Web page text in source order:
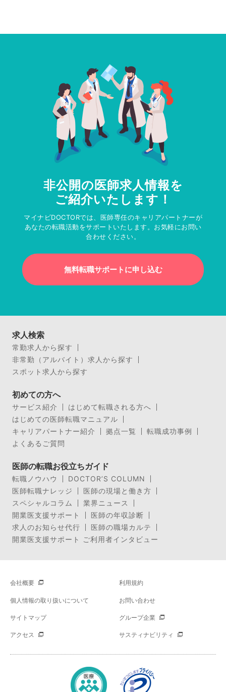
非公開の医師求人情報を
ご紹介いたします！
マイナビDOCTORでは、医師専任のキャリアパートナーが
あなたの転職活動をサポートいたします。お気軽にお問い
合わせください。
無料転職サポートに申し込む
求人検索
常勤求人から探す
非常勤（アルバイト）求人から探す
スポット求人から探す
初めての方へ
サービス紹介
はじめて転職される方へ
はじめての医師転職マニュアル
キャリアパートナー紹介
拠点一覧
転職成功事例
よくあるご質問
医師の転職お役立ちガイド
転職ノウハウ
DOCTOR’S COLUMN
医師転職ナレッジ
医師の現場と働き方
スペシャルコラム
業界ニュース
開業医支援サポート
医師の年収診断
求人のお知らせ代行
医師の職場カルテ
開業医支援サポート ご利用者インタビュー
会社概要 利用規約
個人情報の取り扱いについて お問い合わせ
サイトマップ グループ企業
アクセス サスティナビリティ